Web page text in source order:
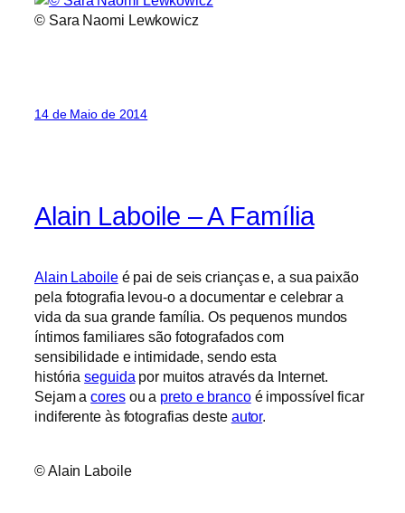
© Sara Naomi Lewkowicz
14 de Maio de 2014
Alain Laboile – A Família
Alain Laboileé pai de seis crianças e, a sua paixão
pela fotografia levou-o a documentar e celebrar a
vida da sua grande família. Os pequenos mundos
íntimos familiares são fotografados com
sensibilidade e intimidade, sendo esta
históriaseguida por muitos através da Internet.
Sejam acoresou a preto e brancoé impossível ficar
indiferente às fotografias deste autor.
© Alain Laboile